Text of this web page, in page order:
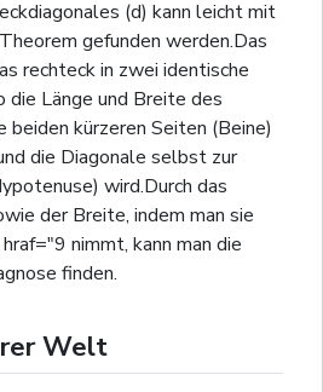
(d) kann leicht mit
gefunden werden.Das
rechteck in zwei identische
Länge und Breite des
beiden kürzeren Seiten (Beine)
die Diagonale selbst zur
wird.Durch das
der Breite, indem man sie
nimmt, kann man die
finden.
Welt